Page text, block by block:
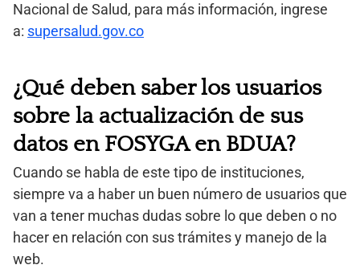
Nacional de Salud, para más información, ingrese
a: supersalud.gov.co
¿Qué deben saber los usuarios
sobre la actualización de sus
datos en FOSYGA en BDUA?
Cuando se habla de este tipo de instituciones,
siempre va a haber un buen número de usuarios que
van a tener muchas dudas sobre lo que deben o no
hacer en relación con sus trámites y manejo de la
web.